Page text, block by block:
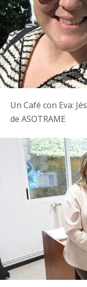
Un Café con Eva:
de ASOTRAME